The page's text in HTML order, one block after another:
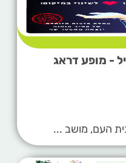
- מופע דראג
העם, מושב ...